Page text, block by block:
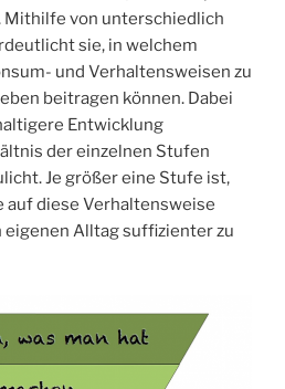
Mithilfe von unterschiedlich
sie, in welchem
und Verhaltensweisen zu
beitragen können. Dabei
Entwicklung
der einzelnen Stufen
Je größer eine Stufe ist,
diese Verhaltensweise
eigenen Alltag suffizienter zu